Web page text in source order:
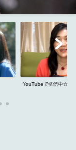
YouTubeで発信中☆